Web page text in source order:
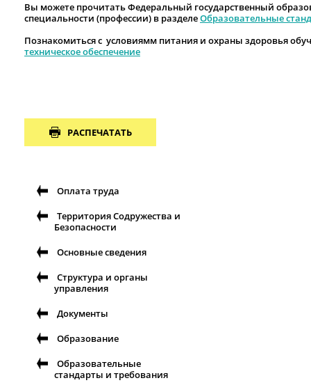
Вы можете прочитать Федеральный государственный
специальности (профессии) в разделеОбразовательные
Познакомиться с условиямм питания и охраны здоровья
техническое обеспечение
РАСПЕЧАТАТЬ
Оплата труда
Территория Содружества и
Безопасности
Основные сведения
Структура и органы
управления
Документы
Образование
Образовательные
стандарты и требования